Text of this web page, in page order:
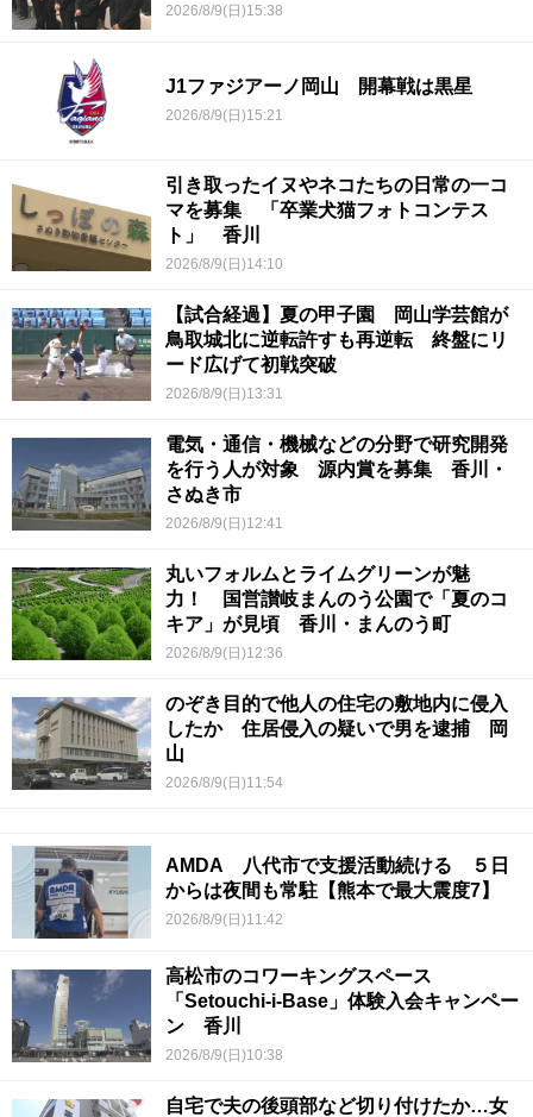
2026/8/9(日)15:38
J1ファジアーノ岡山 開幕戦は黒星
2026/8/9(日)15:21
引き取ったイヌやネコたちの日常の一コ
マを募集 「卒業犬猫フォトコンテス
ト」 香川
2026/8/9(日)14:10
【試合経過】夏の甲子園 岡山学芸館が
鳥取城北に逆転許すも再逆転 終盤にリ
ード広げて初戦突破
2026/8/9(日)13:31
電気・通信・機械などの分野で研究開発
を行う人が対象 源内賞を募集 香川・
さぬき市
2026/8/9(日)12:41
丸いフォルムとライムグリーンが魅
力！ 国営讃岐まんのう公園で「夏のコ
キア」が見頃 香川・まんのう町
2026/8/9(日)12:36
のぞき目的で他人の住宅の敷地内に侵入
したか 住居侵入の疑いで男を逮捕 岡
山
2026/8/9(日)11:54
AMDA 八代市で支援活動続ける ５日
からは夜間も常駐【熊本で最大震度7】
2026/8/9(日)11:42
高松市のコワーキングスペース
「Setouchi-i-Base」体験入会キャンペー
ン 香川
2026/8/9(日)10:38
自宅で夫の後頭部など切り付けたか…女